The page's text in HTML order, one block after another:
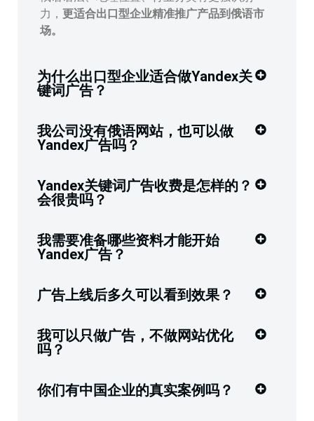
力， 更适合出口型企业精准推广产品到俄语市
场。
为什么出口型企业适合做Yandex关
键词广告？
我公司没有俄语网站，也可以做
Yandex广告吗？
Yandex关键词广告收费是怎样的？
会很贵吗？
我需要准备哪些资料才能开始
Yandex广告？
广告上线后多久可以看到效果？
我可以只做广告，不做网站优化
吗？
你们有中国企业的真实案例吗？